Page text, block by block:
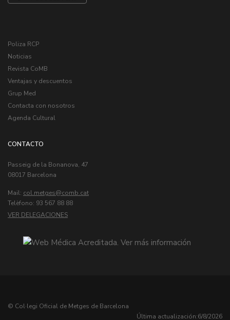
Poliza RCP
Noticias
Revista CoMB
Ventajas y descuentos
Grup Med
Contacta con nosotros
Agenda Cultural
CONTACTO
Passeig de la Bonanova, 47
08017 Barcelona
Mail: col.metges
Telèfono: 93 567 88 88
VER DELEGACIONES
© Col·legi Oficial de Metges de Barcelona
Última actualización:6/8/2026